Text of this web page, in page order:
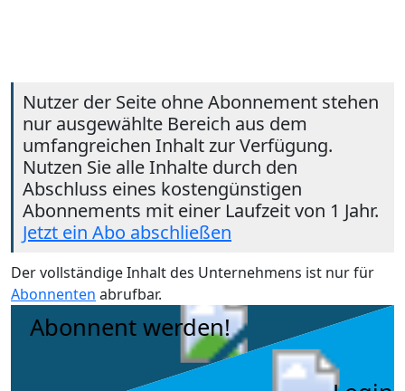
Nutzer der Seite ohne Abonnement stehen
nur ausgewählte Bereich aus dem
umfangreichen Inhalt zur Verfügung.
Nutzen Sie alle Inhalte durch den
Abschluss eines kostengünstigen
Abonnements mit einer Laufzeit von 1 Jahr.
Jetzt ein Abo abschließen
Der vollständige Inhalt des Unternehmens ist nur für
Abonnenten abrufbar.
Abonnent werden!